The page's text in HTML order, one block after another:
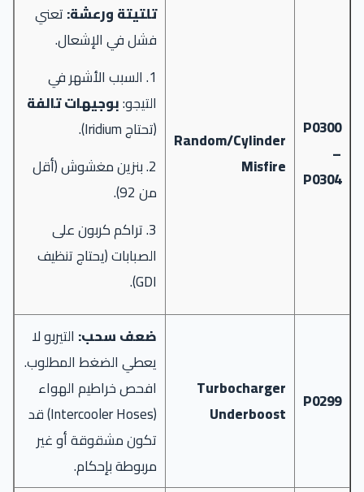
P0300
–
P0304
Random/Cylinder
Misfire
تلتيتة ورعشة:تعني
فشل في الإشعال.
1. السبب الأشهر في
التيجو:بوجيهات تالفة
(تحتاج Iridium).
2. بنزين مغشوش (أقل
من 92).
3. تراكم كربون على
الصبابات (يحتاج تنظيف
GDI).
P0299
Turbocharger
Underboost
ضعف سحب: التيربو لا
يعطي الضغط المطلوب.
افحص خراطيم الهواء
(Intercooler Hoses) قد
تكون مشقوقة أو غير
مربوطة بإحكام.